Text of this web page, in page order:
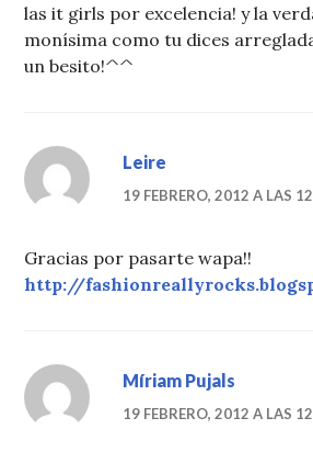
las it girls por excelencia! y la
monísima como tu dices
un besito!^^
Leire
19 FEBRERO, 2012 A LAS
Gracias por pasarte wapa!!
http://
Míriam Pujals
19 FEBRERO, 2012 A LAS